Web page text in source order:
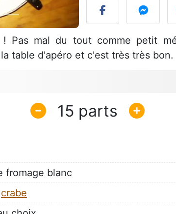
Pas mal du tout comme petit
table d'apéro et c'est très très bon.
15
fromage blanc
crabe